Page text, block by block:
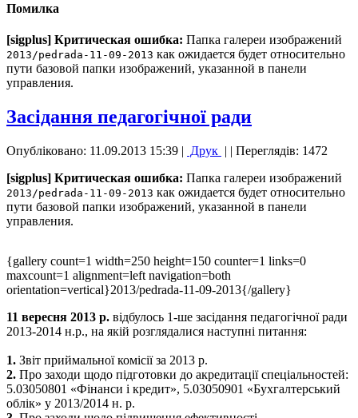
Помилка
[sigplus] Критическая ошибка: Папка галереи изображений
2013/pedrada-11-09-2013 как ожидается будет относительно
пути базовой папки изображений, указанной в панели
управления.
Засідання педагогічної ради
Опубліковано: 11.09.2013 15:39 | Друк | | Переглядів: 1472
[sigplus] Критическая ошибка: Папка галереи изображений
2013/pedrada-11-09-2013 как ожидается будет относительно
пути базовой папки изображений, указанной в панели
управления.
{gallery count=1 width=250 height=150 counter=1 links=0
maxcount=1 alignment=left navigation=both
orientation=vertical}2013/pedrada-11-09-2013{/gallery}
11 вересня 2013 р. відбулось 1-ше засідання педагогічної ради
2013-2014 н.р., на якій розглядалися наступні питання:
1. Звіт приймальної комісії за 2013 р.
2. Про заходи щодо підготовки до акредитації спеціальностей:
5.03050801 «Фінанси і кредит», 5.03050901 «Бухгалтерський
облік» у 2013/2014 н. р.